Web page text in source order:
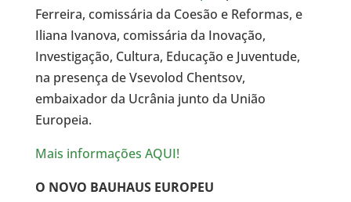
Ferreira, comissária da Coesão e Reformas, e
Iliana Ivanova, comissária da Inovação,
Investigação, Cultura, Educação e Juventude,
na presença de Vsevolod Chentsov,
embaixador da Ucrânia junto da União
Europeia.
Mais informações AQUI!
O NOVO BAUHAUS EUROPEU